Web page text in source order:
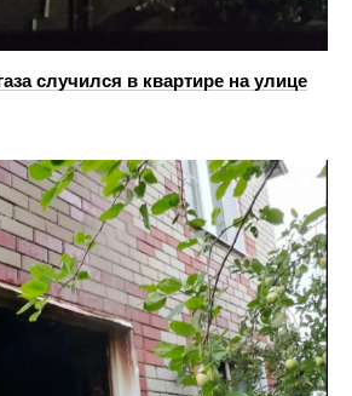
случился в квартире на улице